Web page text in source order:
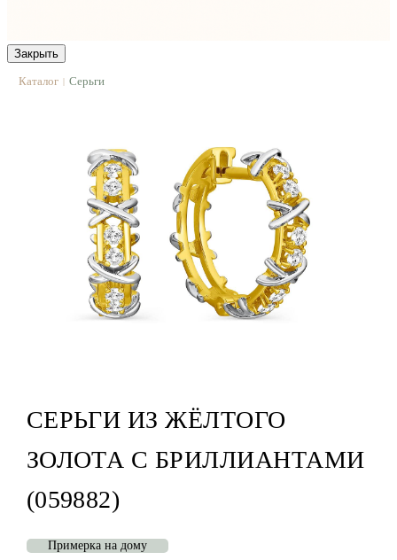
Закрыть
Каталог | Серьги
СЕРЬГИ ИЗ ЖЁЛТОГО
ЗОЛОТА С БРИЛЛИАНТАМИ
(059882)
Примерка на дому